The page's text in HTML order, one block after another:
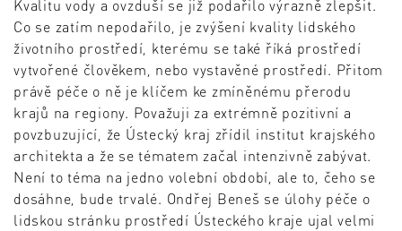
Kvalitu vody a ovzduší se již podařilo výrazně zlepšit.
Co se zatím nepodařilo, je zvýšení kvality lidského
životního prostředí, kterému se také říká prostředí
vytvořené člověkem, nebo vystavěné prostředí. Přitom
právě péče o ně je klíčem ke zmíněnému přerodu
krajů na regiony. Považuji za extrémně pozitivní a
povzbuzující, že Ústecký kraj zřídil institut krajského
architekta a že se tématem začal intenzivně zabývat.
Není to téma na jedno volební období, ale to, čeho se
dosáhne, bude trvalé. Ondřej Beneš se úlohy péče o
lidskou stránku prostředí Ústeckého kraje ujal velmi